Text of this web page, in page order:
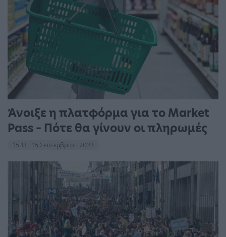
Άνοιξε η πλατφόρμα για το Market
Pass – Πότε θα γίνουν οι πληρωμές
15:13 - 15 Σεπτεμβρίου 2023